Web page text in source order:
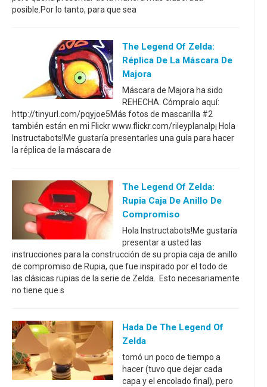
posible.Por lo tanto, para que sea
The Legend Of Zelda:
Réplica De La Máscara De
Majora
Máscara de Majora ha sido
REHECHA. Cómpralo aquí:
http://tinyurl.com/pqyjoe5Más fotos de mascarilla #2
también están en mi Flickr www.flickr.com/rileyplanalp¡ Hola
Instructabots!Me gustaría presentarles una guía para hacer
la réplica de la máscara de
The Legend Of Zelda:
Rupia Caja De Anillo De
Compromiso
Hola Instructabots!Me gustaría
presentar a usted las
instrucciones para la construcción de su propia caja de anillo
de compromiso de Rupia, que fue inspirado por el todo de
las clásicas rupias de la serie de Zelda. Esto necesariamente
no tiene que s
Hada De The Legend Of
Zelda
tomó un poco de tiempo a
hacer (tuvo que dejar cada
capa y el encolado final), pero